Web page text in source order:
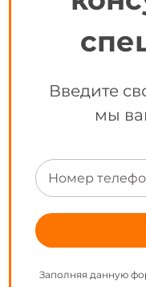
Введите
мы
Заполняя данную